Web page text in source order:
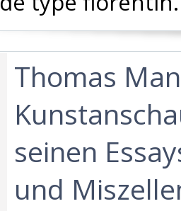
‎Thomas
seinen
und